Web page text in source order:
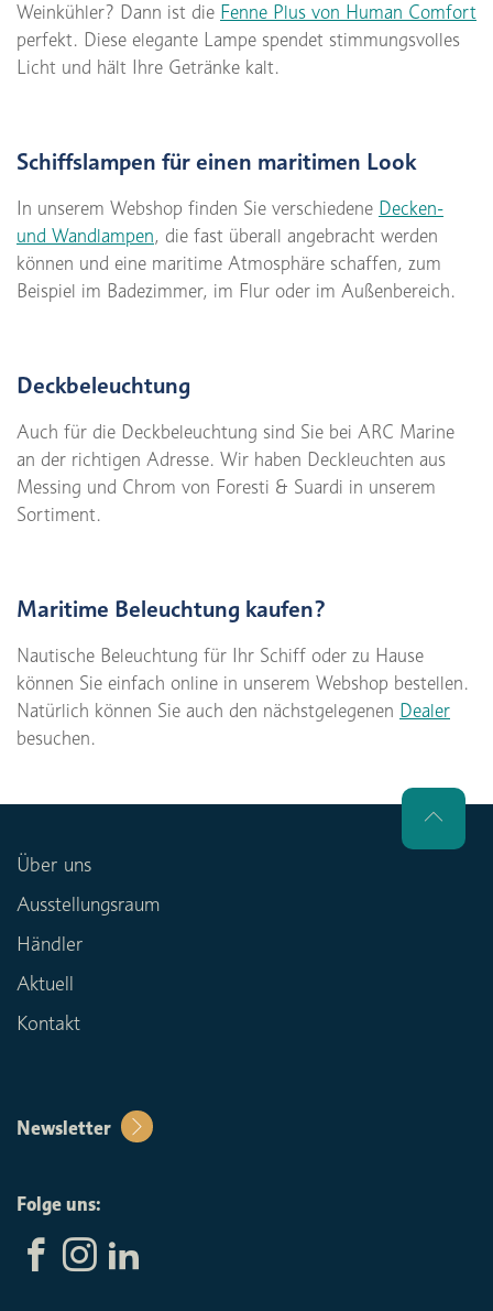
Weinkühler? Dann ist die Fenne Plus von Human Comfort
perfekt. Diese elegante Lampe spendet stimmungsvolles
Licht und hält Ihre Getränke kalt.
Schiffslampen für einen maritimen Look
In unserem Webshop finden Sie verschiedene Decken-
und Wandlampen, die fast überall angebracht werden
können und eine maritime Atmosphäre schaffen, zum
Beispiel im Badezimmer, im Flur oder im Außenbereich.
Deckbeleuchtung
Auch für die Deckbeleuchtung sind Sie bei ARC Marine
an der richtigen Adresse. Wir haben Deckleuchten aus
Messing und Chrom von Foresti & Suardi in unserem
Sortiment.
Maritime Beleuchtung kaufen?
Nautische Beleuchtung für Ihr Schiff oder zu Hause
können Sie einfach online in unserem Webshop bestellen.
Natürlich können Sie auch den nächstgelegenen Dealer
besuchen.
Über uns
Ausstellungsraum
Händler
Aktuell
Kontakt
Newsletter
Folge uns: